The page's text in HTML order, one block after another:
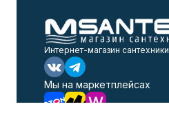
Интернет-магазин сантехники
Мы на маркетплейсах